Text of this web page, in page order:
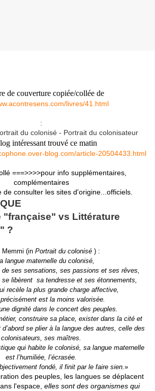
de couverture copiée/collée de
livres/41.html
:
intéressant trouvé ce matin
blog.com/article-20504433.html
===>>>>pour info supplémentaires,
complémentaires
de consulter les sites d'origine...officiels.
vs Littérature
?
Memmi (in Portrait du colonisé) :
langue maternelle du colonisé,
de ses sensations, ses passions et ses rêves,
se libèrent sa tendresse et ses étonnements,
recèle la plus grande charge affective,
est la moins valorisée.
dignité dans le concert des peuples.
construire sa place, exister dans la cité et
se plier à la langue des autres, celle des
colonisateurs, ses maîtres.
qui habite le colonisé, sa langue maternelle
est l’humiliée, l’écrasée.
fondé, il finit par le faire sien.»
des peuples, les langues se déplacent
l'espace, elles sont des organismes qui